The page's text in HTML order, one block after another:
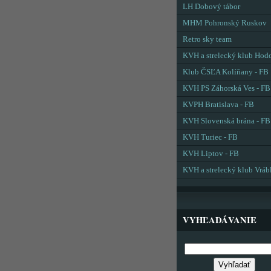
LH Dobový tábor
MHM Pohronský Ruskov
Retro sky team
KVH a strelecký klub
Klub ČSĽA Kolíňany - FB
KVH PS Záhorská Ves - FB
KVPH Bratislava - FB
KVH Slovenská brána - FB
KVH Turiec - FB
KVH Liptov - FB
KVH a strelecký klub
VYHĽADÁVANIE